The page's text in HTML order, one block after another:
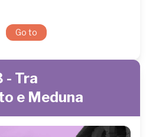
Go to
- Tra
e Meduna